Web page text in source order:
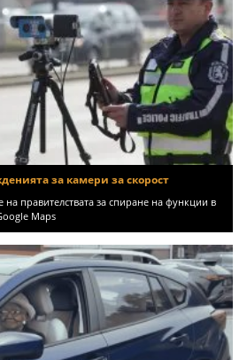
за камери за скорост
правителствата за спиране на функции в
Maps